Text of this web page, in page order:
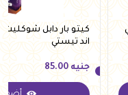
اند تيستي
جنيه 85.00